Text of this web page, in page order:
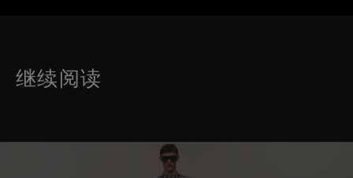
继续阅读
这是带有可以左右移动幻灯片 的轮播图。有些图片有放大